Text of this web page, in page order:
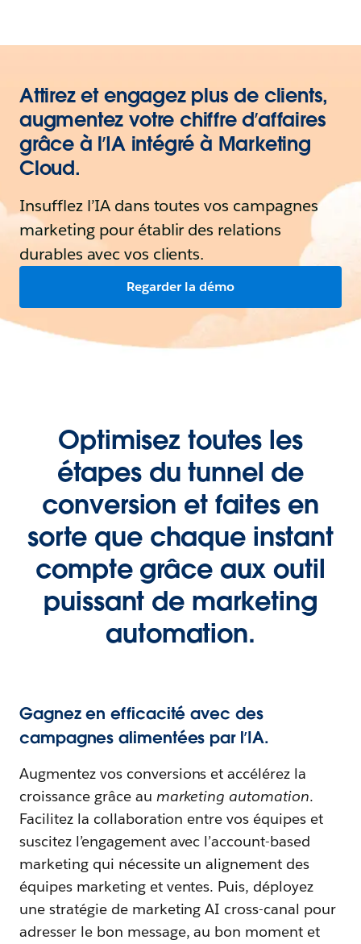
Attirez et engagez plus de clients,
augmentez votre chiffre d’affaires
grâce à l’IA intégré à Marketing
Cloud.
Insufflez l’IA dans toutes vos campagnes
marketing pour établir des relations
durables avec vos clients.
Regarder la démo
Optimisez toutes les
étapes du tunnel de
conversion et faites en
sorte que chaque instant
compte grâce aux outil
puissant de marketing
automation.
Gagnez en efficacité avec des
campagnes alimentées par l’IA.
Augmentez vos conversions et accélérez la
croissance grâce au marketing automation.
Facilitez la collaboration entre vos équipes et
suscitez l’engagement avec l’account-based
marketing qui nécessite un alignement des
équipes marketing et ventes. Puis, déployez
une stratégie de marketing AI cross-canal pour
adresser le bon message, au bon moment et